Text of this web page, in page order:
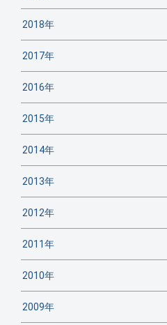
2018年
2017年
2016年
2015年
2014年
2013年
2012年
2011年
2010年
2009年